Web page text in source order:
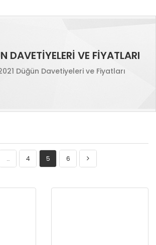
DAVETIYELERI VE FIYATLARI
Düğün Davetiyeleri ve Fiyatları
… 4 5 6